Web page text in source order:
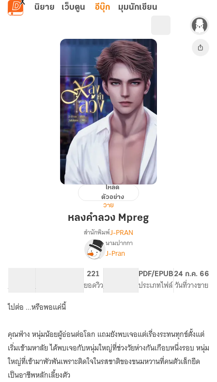
ข้ามไปยังเนื้อหาหลัก
นิยาย เว็บตูน อีบุ๊ก มุมนักเขียน
ลวง
โหลด
ตัวอย่าง
วาย
หลงคำลวง Mpreg
เรื่อง
หลง
สำนักพิมพ์J-PRAN
นามปากกา
J-Pran
จำนวนคำ จำนวนหน้า (A5)
221
ยอดวิวระดับเนื้อหา
PDF/EPUB
ประเภทไฟล์
24 ก.ค. 66
วันที่วางขาย
ไปต่อ ...หรือพอแค่นี้
คุณฟ่าง หนุ่มน้อยผู้อ่อนต่อโลก แถมยังพบเจอแต่เรื่องระทนทุกข์ตั้งแต่
เริ่มเข้ามหาลัย ได้พบเจอกับหนุ่มใหญ่ที่ช่วงวัยห่างกันเกือบหนึ่งรอบ หนุ่ม
ใหญ่ที่เข้ามาพัวพันเพราะติดใจในรสชาติของขนมหวานที่คนตัวเล็กยึด
เป็นอาชีพหลักเลี้ยงตัว